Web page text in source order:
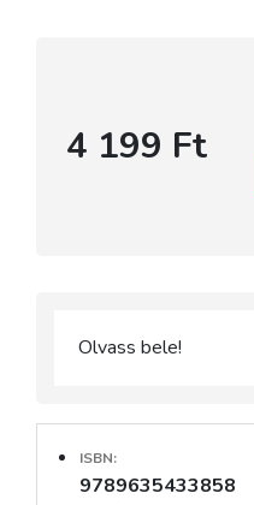
4 199 Ft
Olvass bele!
ISBN:
9789635433858